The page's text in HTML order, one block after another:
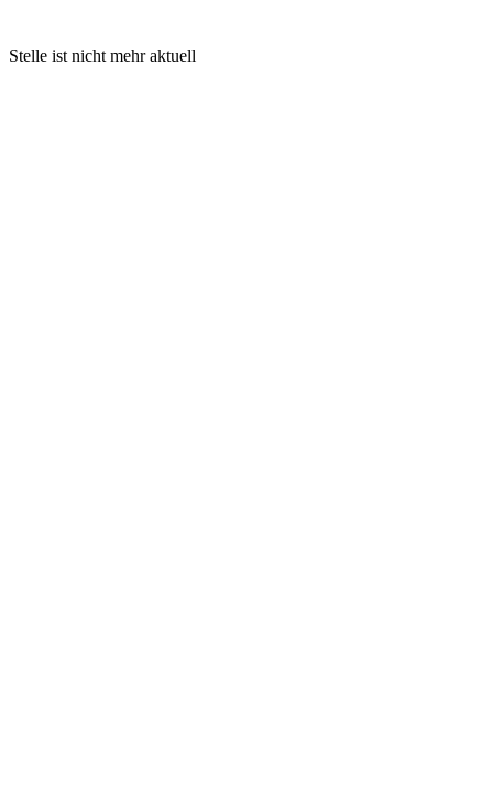
Stelle ist nicht mehr aktuell